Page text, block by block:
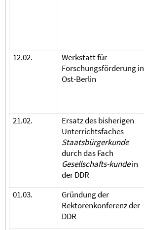
12.02.
Werkstatt für
Forschungsförderung in
Ost-Berlin
21.02.
Ersatz des bisherigen
Unterrichtsfaches
Staatsbürgerkunde
durch das Fach
Gesellschafts-kundein
der DDR
01.03.
Gründung der
Rektorenkonferenz der
DDR